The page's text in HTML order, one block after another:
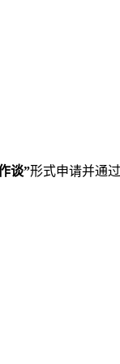
谈”形式申请并通